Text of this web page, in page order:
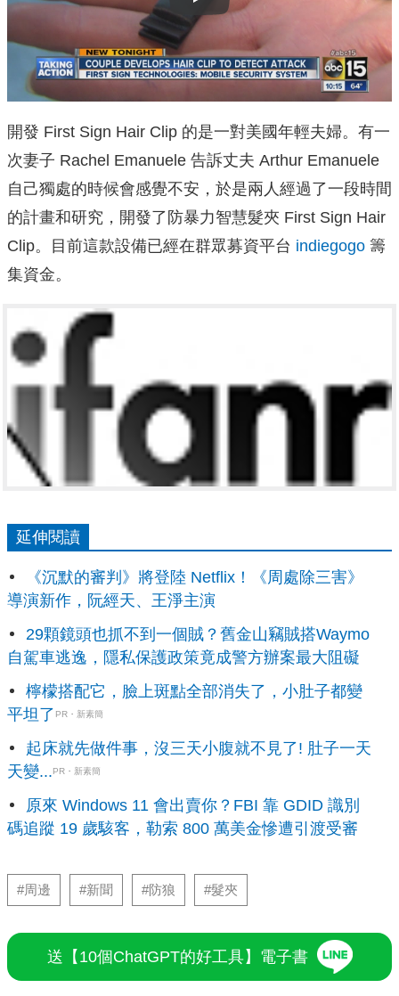
開發 First Sign Hair Clip 的是一對美國年輕夫婦。有一
次妻子 Rachel Emanuele 告訴丈夫 Arthur Emanuele
自己獨處的時候會感覺不安，於是兩人經過了一段時間
的計畫和研究，開發了防暴力智慧髮夾 First Sign Hair
Clip。目前這款設備已經在群眾募資平台 indiegogo 籌
集資金。
延伸閱讀
《沉默的審判》將登陸 Netflix！《周處除三害》
導演新作，阮經天、王淨主演
29顆鏡頭也抓不到一個賊？舊金山竊賊搭Waymo
自駕車逃逸，隱私保護政策竟成警方辦案最大阻礙
檸檬搭配它，臉上斑點全部消失了，小肚子都變
平坦了 PR・新素簡
起床就先做件事，沒三天小腹就不見了! 肚子一天
天變...PR・新素簡
原來 Windows 11 會出賣你？FBI 靠 GDID 識別
碼追蹤 19 歲駭客，勒索 800 萬美金慘遭引渡受審
#周邊 #新聞 #防狼 #髮夾
送【10個ChatGPT的好工具】電子書